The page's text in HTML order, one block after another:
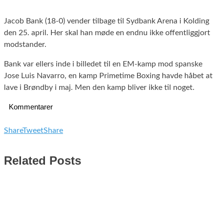
Jacob Bank (18-0) vender tilbage til Sydbank Arena i Kolding
den 25. april. Her skal han møde en endnu ikke offentliggjort
modstander.
Bank var ellers inde i billedet til en EM-kamp mod spanske
Jose Luis Navarro, en kamp Primetime Boxing havde håbet at
lave i Brøndby i maj. Men den kamp bliver ikke til noget.
Kommentarer
ShareTweetShare
Related Posts